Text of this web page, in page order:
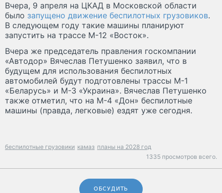
Вчера, 9 апреля на ЦКАД в Московской области
было запущено движение беспилотных грузовиков.
В следующем году такие машины планируют
запустить на трассе М-12 «Восток».
Вчера же председатель правления госкомпании
«Автодор» Вячеслав Петушенко заявил, что в
будущем для использования беспилотных
автомобилей будут подготовлены трассы М-1
«Беларусь» и М-3 «Украина». Вячеслав Петушенко
также отметил, что на М-4 «Дон» беспилотные
машины (правда, легковые) ездят уже сегодня.
беспилотные грузовики камаз планы на 2028 год
1335 просмотров всего.
ОБСУДИТЬ